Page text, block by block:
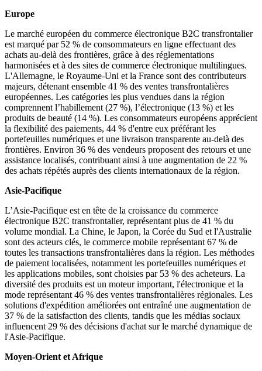
Europe
Le marché européen du commerce électronique B2C transfrontalier
est marqué par 52 % de consommateurs en ligne effectuant des
achats au-delà des frontières, grâce à des réglementations
harmonisées et à des sites de commerce électronique multilingues.
L'Allemagne, le Royaume-Uni et la France sont des contributeurs
majeurs, détenant ensemble 41 % des ventes transfrontalières
européennes. Les catégories les plus vendues dans la région
comprennent l’habillement (27 %), l’électronique (13 %) et les
produits de beauté (14 %). Les consommateurs européens apprécient
la flexibilité des paiements, 44 % d'entre eux préférant les
portefeuilles numériques et une livraison transparente au-delà des
frontières. Environ 36 % des vendeurs proposent des retours et une
assistance localisés, contribuant ainsi à une augmentation de 22 %
des achats répétés auprès des clients internationaux de la région.
Asie-Pacifique
L’Asie-Pacifique est en tête de la croissance du commerce
électronique B2C transfrontalier, représentant plus de 41 % du
volume mondial. La Chine, le Japon, la Corée du Sud et l'Australie
sont des acteurs clés, le commerce mobile représentant 67 % de
toutes les transactions transfrontalières dans la région. Les méthodes
de paiement localisées, notamment les portefeuilles numériques et
les applications mobiles, sont choisies par 53 % des acheteurs. La
diversité des produits est un moteur important, l'électronique et la
mode représentant 46 % des ventes transfrontalières régionales. Les
solutions d'expédition améliorées ont entraîné une augmentation de
37 % de la satisfaction des clients, tandis que les médias sociaux
influencent 29 % des décisions d'achat sur le marché dynamique de
l'Asie-Pacifique.
Moyen-Orient et Afrique